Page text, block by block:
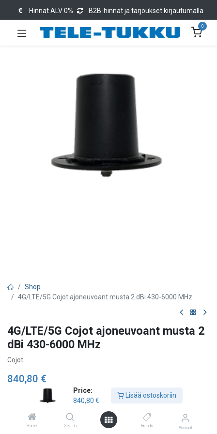
Price:
840,80 €
Lisää ostoskoriin
Home Search Brands Account
Hinnat ALV 0% B2B-hinnat ja tarjoukset kirjautumalla
0
Shop
4G/LTE/5G Cojot ajoneuvoant musta 2 dBi 430-6000 MHz
4G/LTE/5G Cojot ajoneuvoant musta 2
dBi 430-6000 MHz
Cojot
840,80 €
Lisää ostoskoriin